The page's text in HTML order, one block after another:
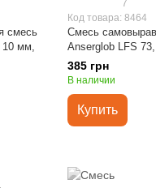
смесь
10 мм,
7
Код товара: 8464
Смесь
Anserglob LFS 73,
385 грн
В наличии
Купить